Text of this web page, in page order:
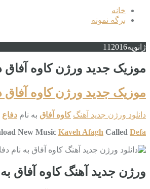
خانه
برگه نمونه
ژانویه 11 2016
موزیک جدید ورژن کاوه آفاق
موزیک جدید ورژن کاوه آفاق
دانلود ورژن جدید آهنگ کاوه آفاق به نام دفاع
New Music Kaveh Afagh Called Defa
ورژن جدید آهنگ کاوه آفاق به